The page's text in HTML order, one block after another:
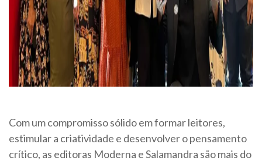
Com um compromisso sólido em formar leitores,
estimular a criatividade e desenvolver o pensamento
crítico, as editoras Moderna e Salamandra são mais do